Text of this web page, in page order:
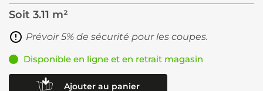
Soit 3.11 m²
Prévoir 5% de sécurité pour les coupes.
Disponible en ligne et en retrait magasin
Ajouter au panier